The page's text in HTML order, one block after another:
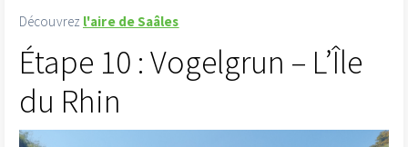
Découvrez l'aire de Saâles
Étape 10 : Vogelgrun – L’Île
du Rhin